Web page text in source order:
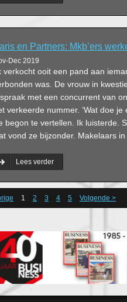
en Partners: Mkb’ers
Dec 2019
verkocht ooit een pand aan
was. De vrouw in
met een concurrent van
verkeerde nummer. ‘Wat doe je
begon te vertellen. Ik luisterde.
vond ze bijzonder. Makelaars
Lees verder
1 2 3 4 5 Volgende >